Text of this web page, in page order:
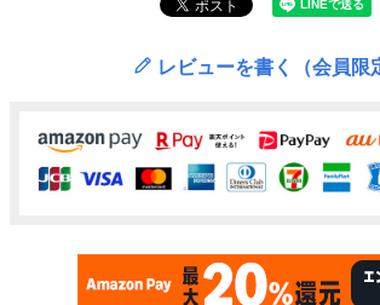
レビューを書く（会員限